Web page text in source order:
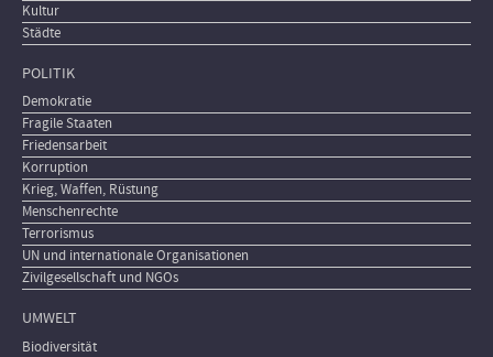
Kultur
Städte
POLITIK
Demokratie
Fragile Staaten
Friedensarbeit
Korruption
Krieg, Waffen, Rüstung
Menschenrechte
Terrorismus
UN und internationale Organisationen
Zivilgesellschaft und NGOs
UMWELT
Biodiversität